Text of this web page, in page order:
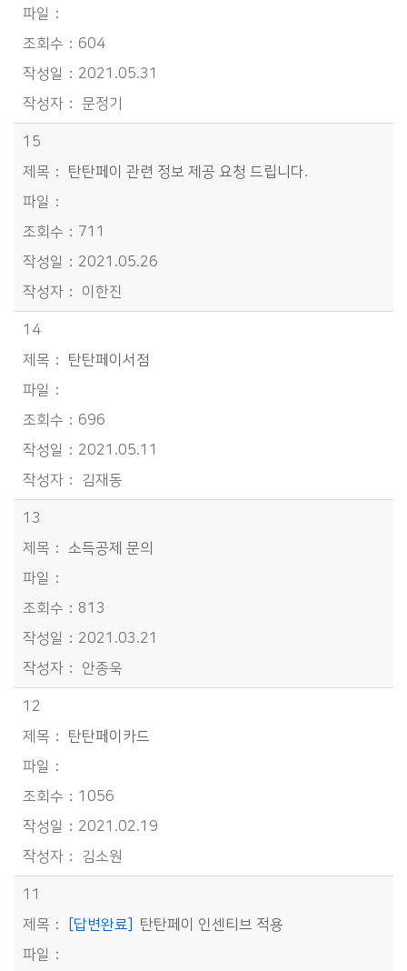
604
2021.05.31
문정기
15
탄탄페이 관련 정보 제공 요청 드립니다.
711
2021.05.26
이한진
14
탄탄페이서점
696
2021.05.11
김재동
13
소득공제 문의
813
2021.03.21
안종욱
12
탄탄페이카드
1056
2021.02.19
김소원
11
[답변완료] 탄탄페이 인센티브 적용